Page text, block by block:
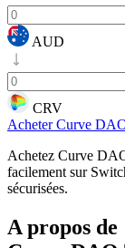
AUD
CRV
Acheter Curve
Achetez Curve
facilement sur
sécurisées.
A propos de